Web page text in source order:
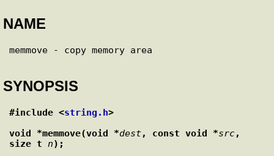
NAME
SYNOPSIS
#include <string.h>
void *memmove(void *dest, const void *src,
size_t n);